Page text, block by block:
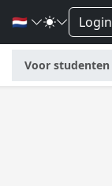
🇳🇱 Login
Voor studenten